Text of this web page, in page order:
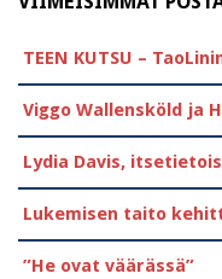
TEEN KUTSU –
Viggo Wallensköld ja
Lydia Davis,
Lukemisen taito
”He ovat väärässä”